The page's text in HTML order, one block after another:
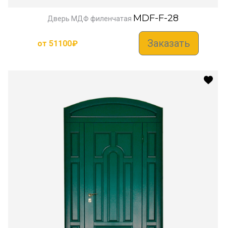
Дверь МДФ филенчатая MDF-F-28
от 51100₽ Заказать